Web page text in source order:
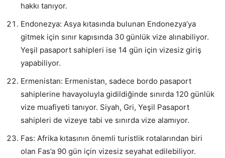
hakkı tanıyor.
Endonezya: Asya kıtasında bulunan Endonezya’ya
gitmek için sınır kapısında 30 günlük vize alınabiliyor.
Yeşil pasaport sahipleri ise 14 gün için vizesiz giriş
yapabiliyor.
Ermenistan: Ermenistan, sadece bordo pasaport
sahiplerine havayoluyla gidildiğinde sınırda 120 günlük
vize muafiyeti tanıyor. Siyah, Gri, Yeşil Pasaport
sahipleri de vizeye tabi ve sınırda vize alamıyor.
Fas: Afrika kıtasının önemli turistlik rotalarından biri
olan Fas’a 90 gün için vizesiz seyahat edilebiliyor.